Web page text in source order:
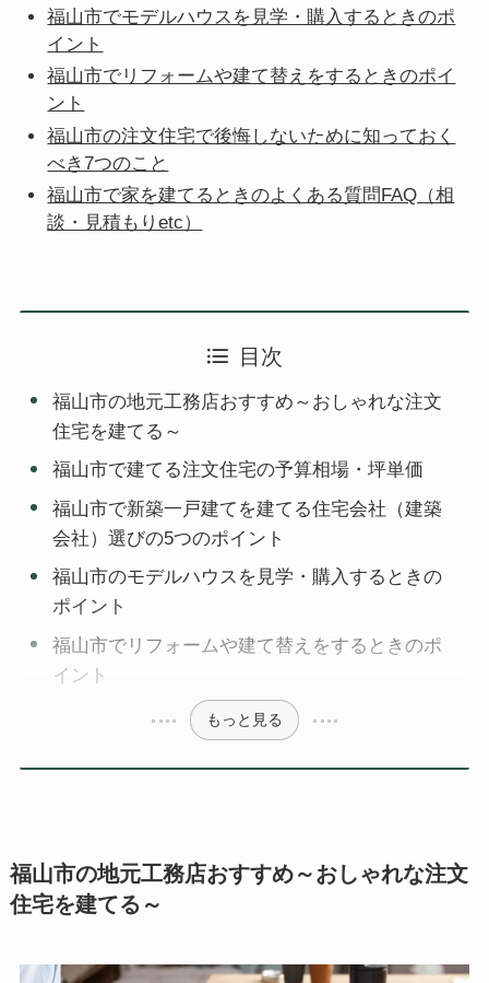
福山市でモデルハウスを見学・購入するときのポ
イント
福山市でリフォームや建て替えをするときのポイ
ント
福山市の注文住宅で後悔しないために知っておく
べき7つのこと
福山市で家を建てるときのよくある質問FAQ（相
談・見積もりetc）
目次
福山市の地元工務店おすすめ～おしゃれな注文
住宅を建てる～
福山市で建てる注文住宅の予算相場・坪単価
福山市で新築一戸建てを建てる住宅会社（建築
会社）選びの5つのポイント
福山市のモデルハウスを見学・購入するときの
ポイント
福山市でリフォームや建て替えをするときのポ
イント
もっと見る
福山市の地元工務店おすすめ～おしゃれな注文
住宅を建てる～